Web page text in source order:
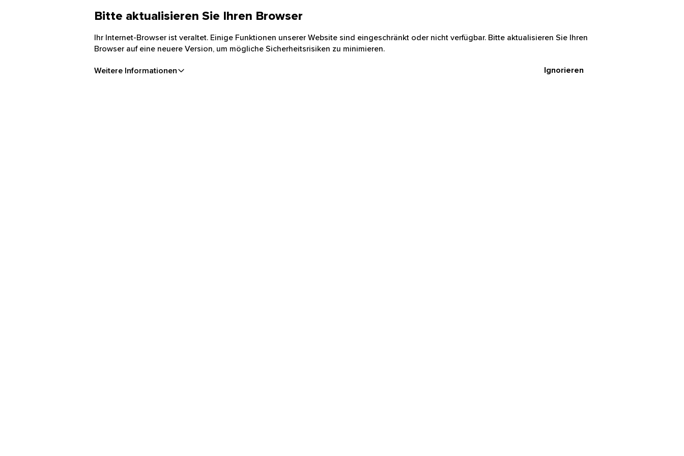
Bitte aktualisieren Sie Ihren Browser
Ihr Internet-Browser ist veraltet. Einige Funktionen unserer Website sind eingeschränkt oder nicht verfügbar. Bitte aktualisieren Sie Ihren
Browser auf eine neuere Version, um mögliche Sicherheitsrisiken zu minimieren.
Weitere Informationen Ignorieren